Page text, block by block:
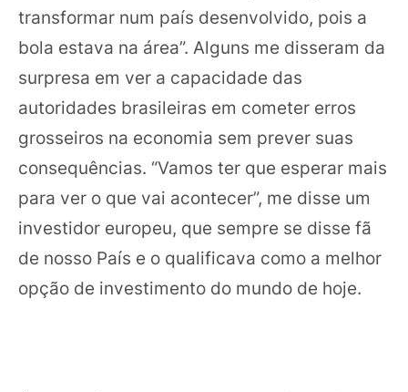
transformar num país desenvolvido, pois a
bola estava na área”. Alguns me disseram da
surpresa em ver a capacidade das
autoridades brasileiras em cometer erros
grosseiros na economia sem prever suas
consequências. “Vamos ter que esperar mais
para ver o que vai acontecer”, me disse um
investidor europeu, que sempre se disse fã
de nosso País e o qualificava como a melhor
opção de investimento do mundo de hoje.